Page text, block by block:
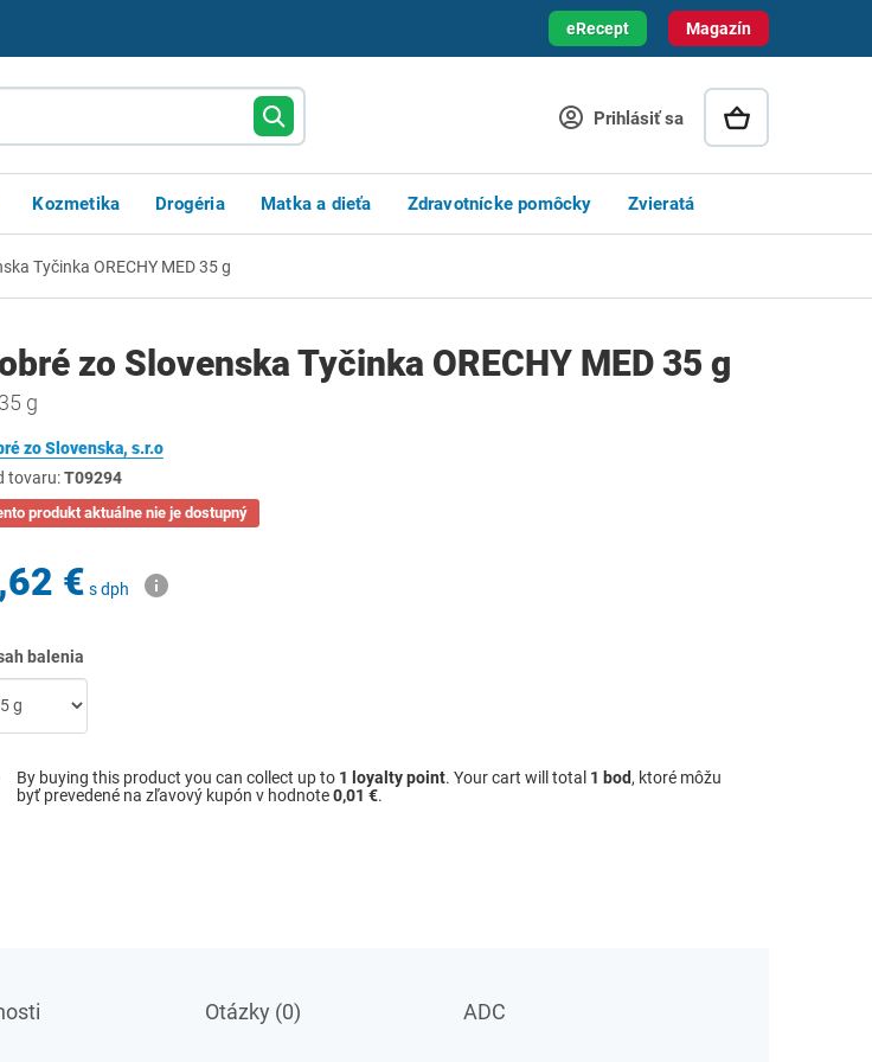
Magazín
eRecept
Prihlásiť sa
Kozmetika Drogéria Matka a dieťa Zdravotnícke pomôcky Zvieratá
Tyčinka ORECHY MED 35 g
zo Slovenska Tyčinka ORECHY MED 35 g
g
zo Slovenska, s.r.o
tovaru:T09294
produkt aktuálne nie je dostupný
€ s dph
balenia
By buying this product you can collect up to 1 loyalty point. Your cart will total 1 bod, ktoré môžu
byť prevedené na zľavový kupón v hodnote0,01 €.
Otázky (0) ADC